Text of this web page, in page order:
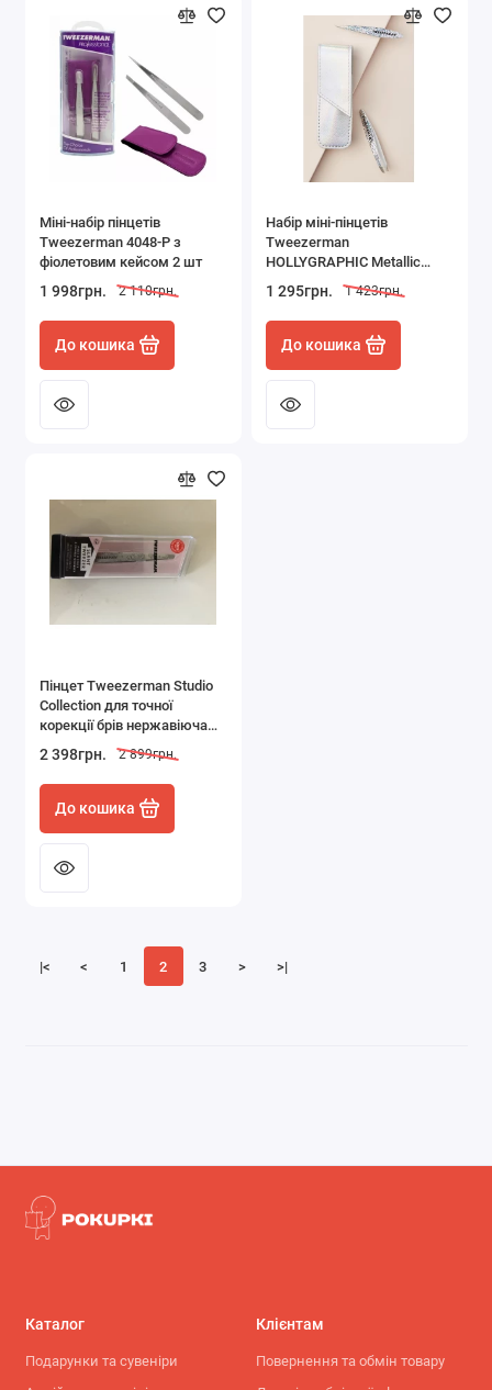
Міні-набір пінцетів
Tweezerman 4048-P з
фіолетовим кейсом 2 шт
1 998грн. 2 110грн.
До кошика
Набір міні-пінцетів
Tweezerman
HOLLYGRAPHIC Metallic
Collection 2 шт і чохол
1 295грн. 1 423грн.
До кошика
Пінцет Tweezerman Studio
Collection для точної
корекції брів нержавіюча
сталь 1274-ERLLT
2 398грн. 2 899грн.
До кошика
|< < 1 2 3 > >|
Каталог
Подарунки та сувеніри
Клієнтам
Повернення та обмін товару